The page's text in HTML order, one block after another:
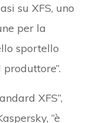
su XFS, uno
per la
sportello
XFS”,
“è